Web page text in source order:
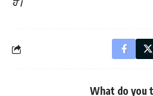
ਹੋ।
What do you